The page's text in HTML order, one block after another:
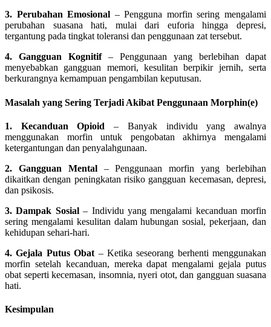
3. Perubahan Emosional – Pengguna morfin sering mengalami
perubahan suasana hati, mulai dari euforia hingga depresi,
tergantung pada tingkat toleransi dan penggunaan zat tersebut.
4. Gangguan Kognitif– Penggunaan yang berlebihan dapat
menyebabkan gangguan memori, kesulitan berpikir jernih, serta
berkurangnya kemampuan pengambilan keputusan.
Masalah yang Sering Terjadi Akibat Penggunaan Morphin(e)
1. Kecanduan Opioid – Banyak individu yang awalnya
menggunakan morfin untuk pengobatan akhirnya mengalami
ketergantungan dan penyalahgunaan.
2. Gangguan Mental– Penggunaan morfin yang berlebihan
dikaitkan dengan peningkatan risiko gangguan kecemasan, depresi,
dan psikosis.
3. Dampak Sosial– Individu yang mengalami kecanduan morfin
sering mengalami kesulitan dalam hubungan sosial, pekerjaan, dan
kehidupan sehari-hari.
4. Gejala Putus Obat – Ketika seseorang berhenti menggunakan
morfin setelah kecanduan, mereka dapat mengalami gejala putus
obat seperti kecemasan, insomnia, nyeri otot, dan gangguan suasana
hati.
Kesimpulan